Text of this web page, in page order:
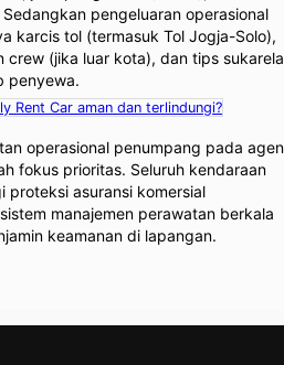
pengeluaran operasional
karcis tol (termasuk Tol Jogja-Solo),
crew (jika luar kota), dan tips sukarela
penyewa.
Rent Car aman dan terlindungi?
operasional penumpang pada agen
fokus prioritas. Seluruh kendaraan
proteksi asuransi komersial
manajemen perawatan berkala
keamanan di lapangan.